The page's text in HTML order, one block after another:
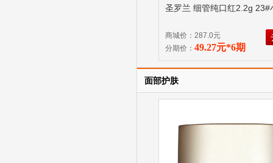
圣罗兰 细管纯口红2.2g
商城价：287.0元
分期价： 49.27元*6期
面部护肤